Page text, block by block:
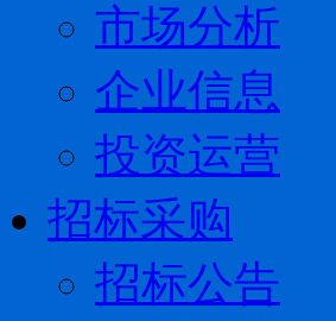
市场分析
企业信息
投资运营
招标采购
招标公告